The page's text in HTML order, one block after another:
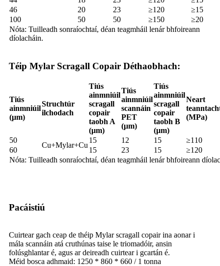
46
20 23 ≥120
≥15
100
50 50 ≥150
≥20
Nóta: Tuilleadh sonraíochtaí, déan teagmháil lenár bhfoireann
díolacháin.
Téip Mylar Scragall Copair Déthaobhach:
Tiús
ainmniúil
(μm)
Struchtúr
ilchodach
Tiús
ainmniúil
scragall
copair
taobh A
(μm)
Tiús
ainmniúil
scannáin
PET
(μm)
Tiús
ainmniúil
scragall
copair
taobh B
(μm)
Neart
(MPa)
50
Cu+Mylar+Cu
15 12 15
≥110
60
15 23 15
≥120
Nóta: Tuilleadh sonraíochtaí, déan teagmháil lenár bhfoireann
Pacáistiú
Cuirtear gach ceap de théip Mylar scragall copair ina aonar i
mála scannáin atá cruthúnas taise le triomadóir, ansin
folúsghlantar é, agus ar deireadh cuirtear i gcartán é.
Méid bosca adhmaid: 1250 * 860 * 660 / 1 tonna